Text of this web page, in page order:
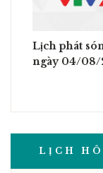
Lịch phát
ngày 04/
LỊCH